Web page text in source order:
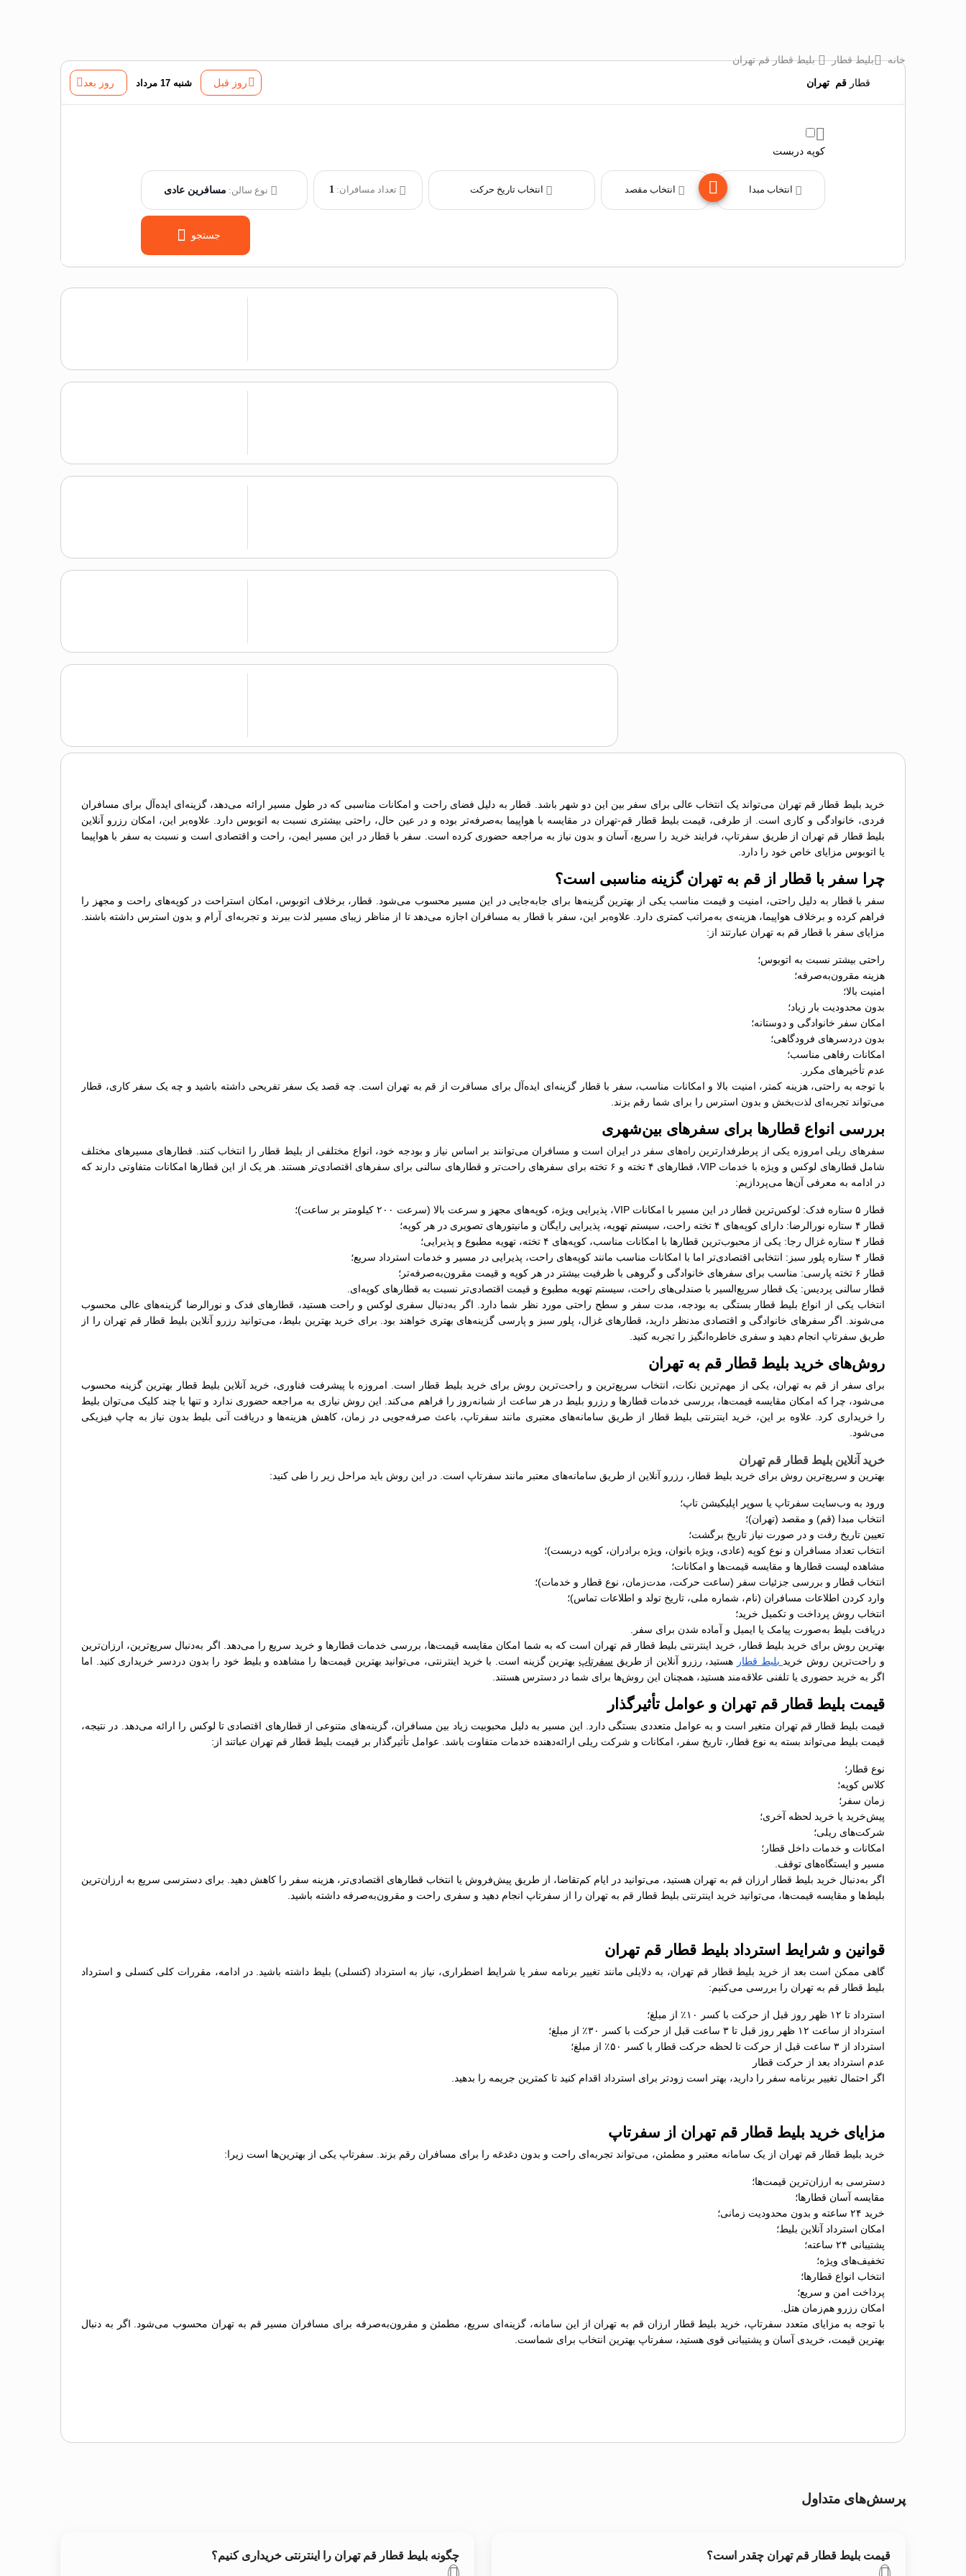
خانه بلیط قطار
بلیط قطار قم تهران
قطار قم تهران روز قبل شنبه 17 مرداد روز بعد
کوپه دربست
1 مسافرین عادی
جستجو
خرید بلیط قطار قم تهران می‌تواند یک انتخاب عالی برای سفر بین این دو شهر باشد. قطار به دلیل فضای راحت و امکانات مناسبی که در طول مسیر ارائه می‌دهد، گزینه‌ای ایده‌آل برای مسافران
فردی، خانوادگی و کاری است. از طرفی، قیمت بلیط قطار قم-تهران در مقایسه با هواپیما به‌صرفه‌تر بوده و در عین حال، راحتی بیشتری نسبت به اتوبوس دارد. علاوه‌بر این، امکان رزرو آنلاین
بلیط قطار قم تهران از طریق سفرتاپ، فرایند خرید را سریع، آسان و بدون نیاز به مراجعه حضوری کرده است. سفر با قطار در این مسیر ایمن، راحت و اقتصادی است و نسبت به سفر با هواپیما
یا اتوبوس مزایای خاص خود را دارد.
چرا سفر با قطار از قم به تهران گزینه مناسبی است؟
سفر با قطار به دلیل راحتی، امنیت و قیمت مناسب یکی از بهترین گزینه‌ها برای جابه‌جایی در این مسیر محسوب می‌شود. قطار، برخلاف اتوبوس، امکان استراحت در کوپه‌های راحت و مجهز را
فراهم کرده و برخلاف هواپیما، هزینه‌ی به‌مراتب کمتری دارد. علاوه‌بر این، سفر با قطار به مسافران اجازه می‌دهد تا از مناظر زیبای مسیر لذت ببرند و تجربه‌ای آرام و بدون استرس داشته باشند.
مزایای سفر با قطار قم به تهران عبارتند از:
راحتی بیشتر نسبت به اتوبوس؛
هزینه مقرون‌به‌صرفه؛
امنیت بالا؛
بدون محدودیت بار زیاد؛
امکان سفر خانوادگی و دوستانه؛
بدون دردسرهای فرودگاهی؛
امکانات رفاهی مناسب؛
عدم تأخیرهای مکرر.
با توجه به راحتی، هزینه کمتر، امنیت بالا و امکانات مناسب، سفر با قطار گزینه‌ای ایده‌آل برای مسافرت از قم به تهران است. چه قصد یک سفر تفریحی داشته باشید و چه یک سفر کاری، قطار
می‌تواند تجربه‌ای لذت‌بخش و بدون استرس را برای شما رقم بزند.
بررسی انواع قطارها برای سفرهای بین‌شهری
سفرهای ریلی امروزه یکی از پرطرفدارترین راه‌های سفر در ایران است و مسافران می‌توانند بر اساس نیاز و بودجه خود، انواع مختلفی از بلیط قطار را انتخاب کنند. قطارهای مسیرهای مختلف
شامل قطارهای لوکس و ویژه با خدمات VIP، قطارهای ۴ تخته و ۶ تخته برای سفرهای راحت‌تر و قطارهای سالنی برای سفرهای اقتصادی‌تر هستند. هر یک از این قطارها امکانات متفاوتی دارند که
در ادامه به معرفی آن‌ها می‌پردازیم:
قطار ۵ ستاره فدک: لوکس‌ترین قطار در این مسیر با امکانات VIP، پذیرایی ویژه، کوپه‌های مجهز و سرعت بالا (سرعت ۲۰۰ کیلومتر بر ساعت)؛
قطار ۴ ستاره نورالرضا: دارای کوپه‌های ۴ تخته راحت، سیستم تهویه، پذیرایی رایگان و مانیتورهای تصویری در هر کوپه؛
قطار ۴ ستاره غزال رجا: یکی از محبوب‌ترین قطارها با امکانات مناسب، کوپه‌های ۴ تخته، تهویه مطبوع و پذیرایی؛
قطار ۴ ستاره پلور سبز: انتخابی اقتصادی‌تر اما با امکانات مناسب مانند کوپه‌های راحت، پذیرایی در مسیر و خدمات استرداد سریع؛
قطار ۶ تخته پارسی: مناسب برای سفرهای خانوادگی و گروهی با ظرفیت بیشتر در هر کوپه و قیمت مقرون‌به‌صرفه‌تر؛
قطار سالنی پردیس: یک قطار سریع‌السیر با صندلی‌های راحت، سیستم تهویه مطبوع و قیمت اقتصادی‌تر نسبت به قطارهای کوپه‌ای.
انتخاب یکی از انواع بلیط قطار بستگی به بودجه، مدت سفر و سطح راحتی مورد نظر شما دارد. اگر به‌دنبال سفری لوکس و راحت هستید، قطارهای فدک و نورالرضا گزینه‌های عالی محسوب
می‌شوند. اگر سفرهای خانوادگی و اقتصادی مدنظر دارید، قطارهای غزال، پلور سبز و پارسی گزینه‌های بهتری خواهند بود. برای خرید بهترین بلیط، می‌توانید رزرو آنلاین بلیط قطار قم تهران را از
طریق سفرتاپ انجام دهید و سفری خاطره‌انگیز را تجربه کنید.
روش‌های خرید بلیط قطار قم به تهران
برای سفر از قم به تهران، یکی از مهم‌ترین نکات، انتخاب سریع‌ترین و راحت‌ترین روش برای خرید بلیط قطار است. امروزه با پیشرفت فناوری، خرید آنلاین بلیط قطار بهترین گزینه محسوب
می‌شود، چرا که امکان مقایسه قیمت‌ها، بررسی خدمات قطارها و رزرو بلیط در هر ساعت از شبانه‌روز را فراهم می‌کند. این روش نیازی به مراجعه حضوری ندارد و تنها با چند کلیک می‌توان بلیط
را خریداری کرد. علاوه بر این، خرید اینترنتی بلیط قطار از طریق سامانه‌های معتبری مانند سفرتاپ، باعث صرفه‌جویی در زمان، کاهش هزینه‌ها و دریافت آنی بلیط بدون نیاز به چاپ فیزیکی
می‌شود.
خرید آنلاین بلیط قطار قم تهران
بهترین و سریع‌ترین روش برای خرید بلیط قطار، رزرو آنلاین از طریق سامانه‌های معتبر مانند سفرتاپ است. در این روش باید مراحل زیر را طی کنید:
ورود به وب‌سایت سفرتاپ یا سوپر اپلیکیشن تاپ؛
انتخاب مبدا (قم) و مقصد (تهران)؛
تعیین تاریخ رفت و در صورت نیاز تاریخ برگشت؛
انتخاب تعداد مسافران و نوع کوپه (عادی، ویژه بانوان، ویژه برادران، کوپه دربست)؛
مشاهده لیست قطارها و مقایسه قیمت‌ها و امکانات؛
انتخاب قطار و بررسی جزئیات سفر (ساعت حرکت، مدت‌زمان، نوع قطار و خدمات)؛
وارد کردن اطلاعات مسافران (نام، شماره ملی، تاریخ تولد و اطلاعات تماس)؛
انتخاب روش پرداخت و تکمیل خرید؛
دریافت بلیط به‌صورت پیامک یا ایمیل و آماده شدن برای سفر.
بهترین روش برای خرید بلیط قطار، خرید اینترنتی بلیط قطار قم تهران است که به شما امکان مقایسه قیمت‌ها، بررسی خدمات قطارها و خرید سریع را می‌دهد. اگر به‌دنبال سریع‌ترین، ارزان‌ترین
و راحت‌ترین روش خرید بلیط قطار هستید، رزرو آنلاین از طریق سفرتاپ بهترین گزینه است. با خرید اینترنتی، می‌توانید بهترین قیمت‌ها را مشاهده و بلیط خود را بدون دردسر خریداری کنید. اما
اگر به خرید حضوری یا تلفنی علاقه‌مند هستید، همچنان این روش‌ها برای شما در دسترس هستند.
قیمت بلیط قطار قم تهران و عوامل تأثیرگذار
قیمت بلیط قطار قم تهران متغیر است و به عوامل متعددی بستگی دارد. این مسیر به دلیل محبوبیت زیاد بین مسافران، گزینه‌های متنوعی از قطارهای اقتصادی تا لوکس را ارائه می‌دهد. در نتیجه،
قیمت بلیط می‌تواند بسته به نوع قطار، تاریخ سفر، امکانات و شرکت ریلی ارائه‌دهنده خدمات متفاوت باشد. عوامل تأثیرگذار بر قیمت بلیط قطار قم تهران عباتند از:
نوع قطار؛
کلاس کوپه؛
زمان سفر؛
پیش‌خرید یا خرید لحظه آخری؛
شرکت‌های ریلی؛
امکانات و خدمات داخل قطار؛
مسیر و ایستگاه‌های توقف.
اگر به‌دنبال خرید بلیط قطار ارزان قم به تهران هستید، می‌توانید در ایام کم‌تقاضا، از طریق پیش‌فروش یا انتخاب قطارهای اقتصادی‌تر، هزینه سفر را کاهش دهید. برای دسترسی سریع به ارزان‌ترین
بلیط‌ها و مقایسه قیمت‌ها، می‌توانید خرید اینترنتی بلیط قطار قم به تهران را از سفرتاپ انجام دهید و سفری راحت و مقرون‌به‌صرفه داشته باشید.
قوانین و شرایط استرداد بلیط قطار قم تهران
گاهی ممکن است بعد از خرید بلیط قطار قم تهران، به دلایلی مانند تغییر برنامه سفر یا شرایط اضطراری، نیاز به استرداد (کنسلی) بلیط داشته باشید. در ادامه، مقررات کلی کنسلی و استرداد
بلیط قطار قم به تهران را بررسی می‌کنیم:
استرداد تا ۱۲ ظهر روز قبل از حرکت با کسر ۱۰٪ از مبلغ؛
استرداد از ساعت ۱۲ ظهر روز قبل تا ۳ ساعت قبل از حرکت با کسر ۳۰٪ از مبلغ؛
استرداد از ۳ ساعت قبل از حرکت تا لحظه حرکت قطار با کسر ۵۰٪ از مبلغ؛
عدم استرداد بعد از حرکت قطار
اگر احتمال تغییر برنامه سفر را دارید، بهتر است زودتر برای استرداد اقدام کنید تا کمترین جریمه را بدهید.
مزایای خرید بلیط قطار قم تهران از سفرتاپ
خرید بلیط قطار قم تهران از یک سامانه معتبر و مطمئن، می‌تواند تجربه‌ای راحت و بدون دغدغه را برای مسافران رقم بزند. سفرتاپ یکی از بهترین‌ها است زیرا:
دسترسی به ارزان‌ترین قیمت‌ها؛
مقایسه آسان قطارها؛
خرید ۲۴ ساعته و بدون محدودیت زمانی؛
امکان استرداد آنلاین بلیط؛
پشتیبانی ۲۴ ساعته؛
تخفیف‌های ویژه؛
انتخاب انواع قطارها؛
پرداخت امن و سریع؛
امکان رزرو هم‌زمان هتل.
با توجه به مزایای متعدد سفرتاپ، خرید بلیط قطار ارزان قم به تهران از این سامانه، گزینه‌ای سریع، مطمئن و مقرون‌به‌صرفه برای مسافران مسیر قم به تهران محسوب می‌شود. اگر به دنبال
بهترین قیمت، خریدی آسان و پشتیبانی قوی هستید، سفرتاپ بهترین انتخاب برای شماست.
پرسش‌های متداول
قیمت بلیط قطار قم تهران چقدر است؟ چگونه بلیط قطار قم تهران را اینترنتی خریداری کنیم؟